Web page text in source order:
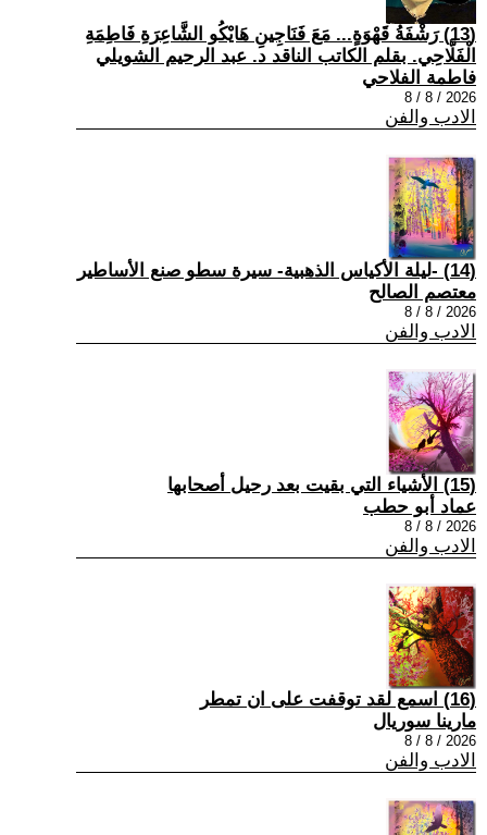
(13) رَشْفَةُ قَهْوَةٍ... مَعَ فَنَاجِينِ هَايْكُو الشَّاعِرَةِ فَاطِمَةِ
الْفَلَّاحِي. بقلم الكاتب الناقد د. عبد الرحيم الشويلي
فاطمة الفلاحي
2026 / 8 / 8
الادب والفن
(14) -ليلة الأكياس الذهبية- سيرة سطو صنع الأساطير
معتصم الصالح
2026 / 8 / 8
الادب والفن
(15) الأشياء التي بقيت بعد رحيل أصحابها
عماد أبو حطب
2026 / 8 / 8
الادب والفن
(16) اسمع لقد توقفت على ان تمطر
مارينا سوريال
2026 / 8 / 8
الادب والفن